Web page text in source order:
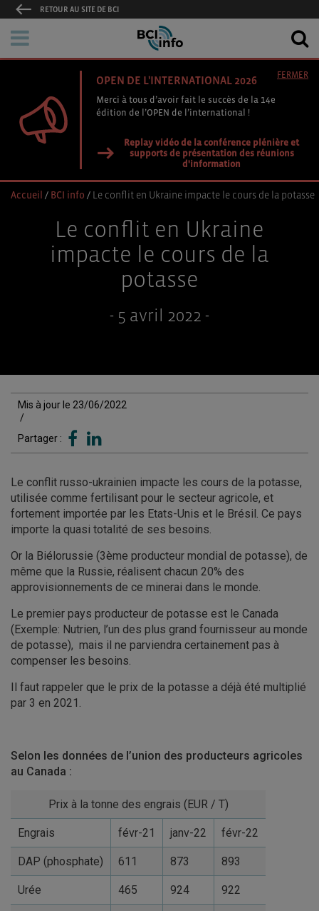
RETOUR AU SITE DE BCI
OPEN DE L'INTERNATIONAL 2026
Merci à tous d’avoir fait le succès de la 14e
édition de l’OPEN de l’international !
Replay vidéo de la conférence plénière et
supports de présentation des réunions
d'information
FERMER
Accueil / BCI info / Le conflit en Ukraine impacte le cours de la potasse
Le conflit en Ukraine
impacte le cours de la
potasse
- 5 avril 2022 -
Mis à jour le 23/06/2022
/
Partager :
Le conflit russo-ukrainien impacte les cours de la potasse,
utilisée comme fertilisant pour le secteur agricole, et
fortement importée par les Etats-Unis et le Brésil. Ce pays
importe la quasi totalité de ses besoins.
Or la Biélorussie (3ème producteur mondial de potasse), de
même que la Russie, réalisent chacun 20% des
approvisionnements de ce minerai dans le monde.
Le premier pays producteur de potasse est le Canada
(Exemple: Nutrien, l’un des plus grand fournisseur au monde
de potasse), mais il ne parviendra certainement pas à
compenser les besoins.
Il faut rappeler que le prix de la potasse a déjà été multiplié
par 3 en 2021.
Selon les données de l’union des producteurs agricoles
au Canada :
Prix à la tonne des engrais (EUR / T)
Engrais févr-21 janv-22 févr-22
DAP (phosphate) 611 873 893
Urée 465 924 922